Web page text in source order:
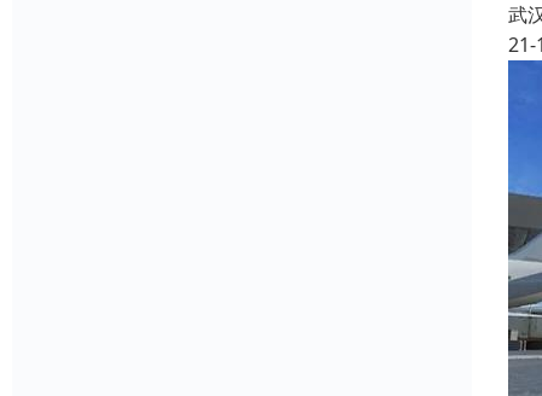
武
21-